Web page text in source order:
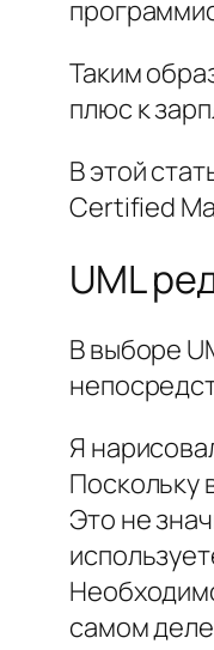
Таким
плюс к
В этой
Certified
UML
В выборе
Я
Поскольку
Это не
самом